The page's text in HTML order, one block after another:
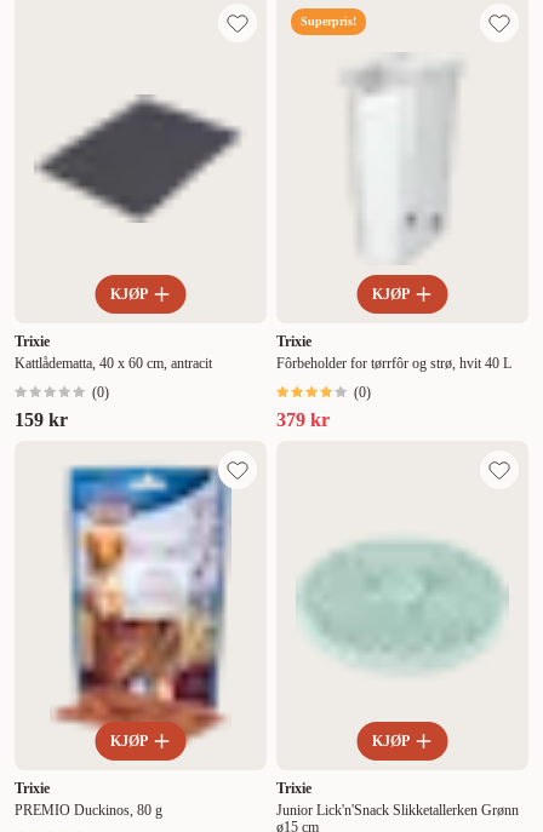
KJØP
Trixie
Kattlådematta, 40 x 60 cm, antracit
(0)
159 kr
Superpris!
KJØP
Trixie
Fôrbeholder for tørrfôr og strø, hvit 40 L
(0)
379 kr
KJØP
Trixie
PREMIO Duckinos, 80 g
KJØP
Trixie
Junior Lick'n'Snack Slikketallerken Grønn
ø15 cm